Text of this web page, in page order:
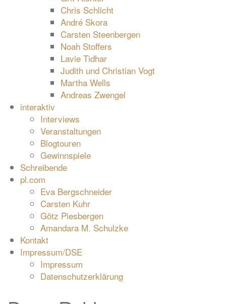
Chris Schlicht
André Skora
Carsten Steenbergen
Noah Stoffers
Lavie Tidhar
Judith und Christian Vogt
Martha Wells
Andreas Zwengel
interaktiv
Interviews
Veranstaltungen
Blogtouren
Gewinnspiele
Schreibende
pl.com
Eva Bergschneider
Carsten Kuhr
Götz Piesbergen
Amandara M. Schulzke
Kontakt
Impressum/DSE
Impressum
Datenschutzerklärung